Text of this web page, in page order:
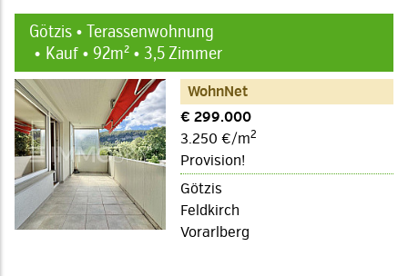
Götzis • Terassenwohnung
Kauf • 92m² • 3,5 Zimmer
WohnNet
€ 299.000
3.250 €/m2
Provision!
Götzis
Feldkirch
Vorarlberg